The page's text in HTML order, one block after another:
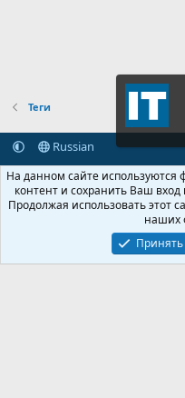
Теги
Russian
Обратная связь
Условия и
Политика
Community platform by XenForo®
Крупнейший форум по обмену
© 2013-2026 ITNULL.me|
На данном сайте используются
контент и сохранить Ваш вход
Продолжая использовать этот
наших
Принять